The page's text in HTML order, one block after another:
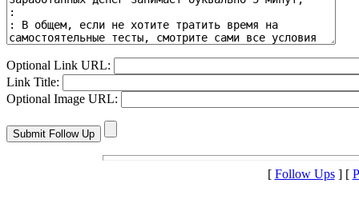
Optional Link URL:
Link Title:
Optional Image URL:
[ Follow Ups] [